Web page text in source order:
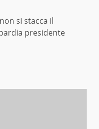
si stacca il
presidente